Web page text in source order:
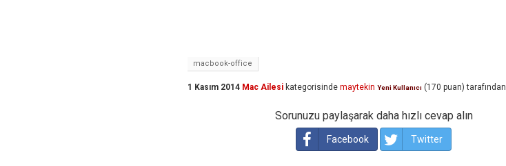
macbook-office
1 Kasım 2014 Mac Ailesi kategorisinde maytekin Yeni Kullanıcı (170 puan) tarafından
Sorunuzu paylaşarak daha hızlı cevap alın
Facebook Twitter